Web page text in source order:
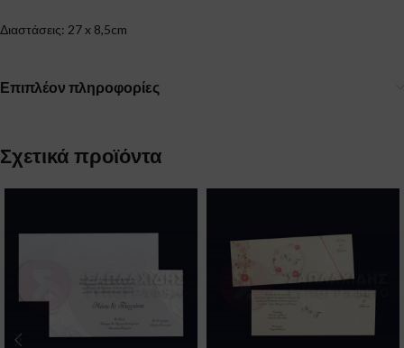
Διαστάσεις: 27 x 8,5cm
Επιπλέον πληροφορίες
Σχετικά προϊόντα